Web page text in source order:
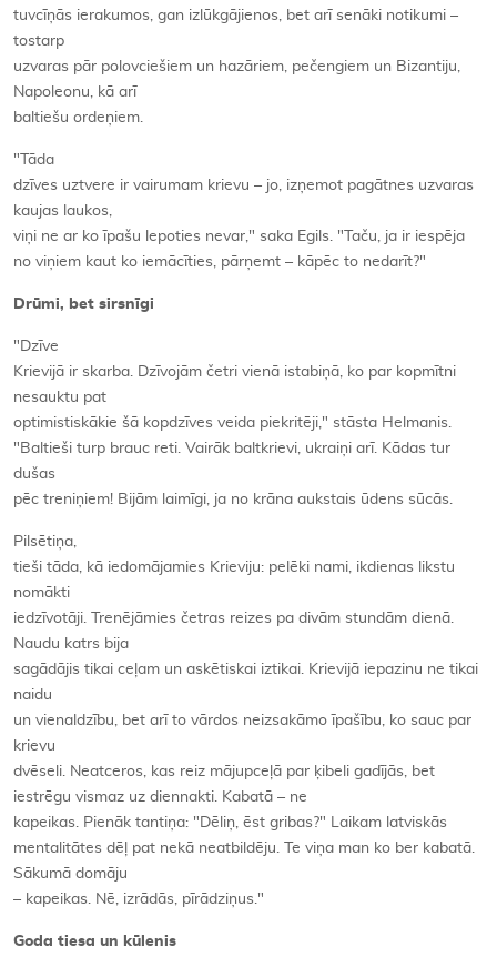
tuvcīņās ierakumos, gan izlūkgājienos, bet arī senāki notikumi –
tostarp
uzvaras pār polovciešiem un hazāriem, pečengiem un Bizantiju,
Napoleonu, kā arī
baltiešu ordeņiem.
"Tāda
dzīves uztvere ir vairumam krievu – jo, izņemot pagātnes uzvaras
kaujas laukos,
viņi ne ar ko īpašu lepoties nevar," saka Egils. "Taču, ja ir iespēja
no viņiem kaut ko iemācīties, pārņemt – kāpēc to nedarīt?"
Drūmi, bet sirsnīgi
"Dzīve
Krievijā ir skarba. Dzīvojām četri vienā istabiņā, ko par kopmītni
nesauktu pat
optimistiskākie šā kopdzīves veida piekritēji," stāsta Helmanis.
"Baltieši turp brauc reti. Vairāk baltkrievi, ukraiņi arī. Kādas tur
dušas
pēc treniņiem! Bijām laimīgi, ja no krāna aukstais ūdens sūcās.
Pilsētiņa,
tieši tāda, kā iedomājamies Krieviju: pelēki nami, ikdienas likstu
nomākti
iedzīvotāji. Trenējāmies četras reizes pa divām stundām dienā.
Naudu katrs bija
sagādājis tikai ceļam un askētiskai iztikai. Krievijā iepazinu ne tikai
naidu
un vienaldzību, bet arī to vārdos neizsakāmo īpašību, ko sauc par
krievu
dvēseli. Neatceros, kas reiz mājupceļā par ķibeli gadījās, bet
iestrēgu vismaz uz diennakti. Kabatā – ne
kapeikas. Pienāk tantiņa: "Dēliņ, ēst gribas?" Laikam latviskās
mentalitātes dēļ pat nekā neatbildēju. Te viņa man ko ber kabatā.
Sākumā domāju
– kapeikas. Nē, izrādās, pīrādziņus."
Goda tiesa un kūlenis